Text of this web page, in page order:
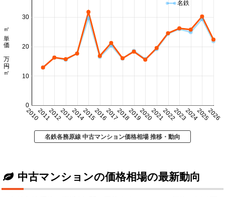
20102011201220132014201520162017201820192020202120222023202420252026
0
10
20
30
㎡単価 万円/㎡
名鉄
名鉄各務原線 中古マンション価格相場 推移・動向
中古マンションの価格相場の最新動向